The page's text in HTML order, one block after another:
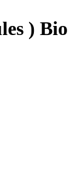
) Bio